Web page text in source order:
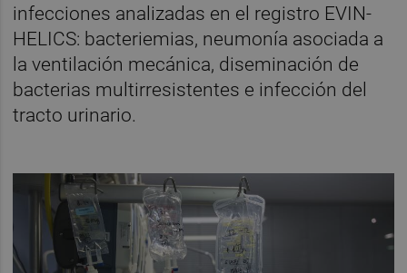
infecciones analizadas en el registro EVIN-
HELICS: bacteriemias, neumonía asociada a
la ventilación mecánica, diseminación de
bacterias multirresistentes e infección del
tracto urinario.